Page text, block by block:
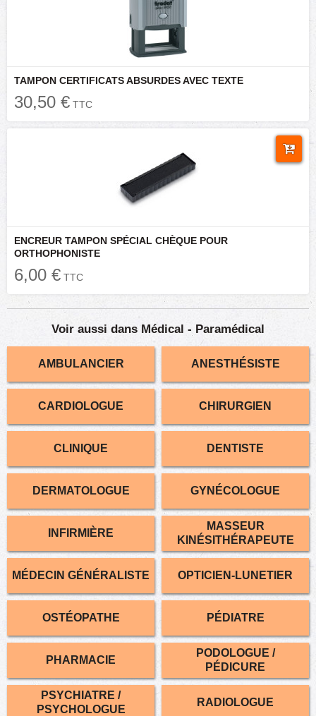
TAMPON CERTIFICATS ABSURDES AVEC TEXTE
30,50 € TTC
ENCREUR TAMPON SPÉCIAL CHÈQUE POUR
ORTHOPHONISTE
6,00 € TTC
Voir aussi dans Médical - Paramédical
AMBULANCIER ANESTHÉSISTE
CARDIOLOGUE CHIRURGIEN
CLINIQUE DENTISTE
DERMATOLOGUE GYNÉCOLOGUE
INFIRMIÈRE
MASSEUR
KINÉSITHÉRAPEUTE
MÉDECIN GÉNÉRALISTE OPTICIEN-LUNETIER
OSTÉOPATHE PÉDIATRE
PHARMACIE
PODOLOGUE /
PÉDICURE
PSYCHIATRE /
PSYCHOLOGUE
RADIOLOGUE